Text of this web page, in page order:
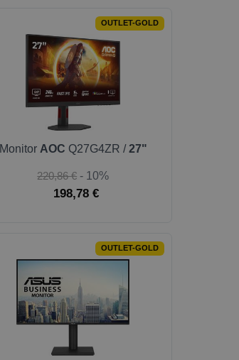
OUTLET-GOLD
Monitor AOC Q27G4ZR /27"
220,86 € - 10%
198,78 €
OUTLET-GOLD